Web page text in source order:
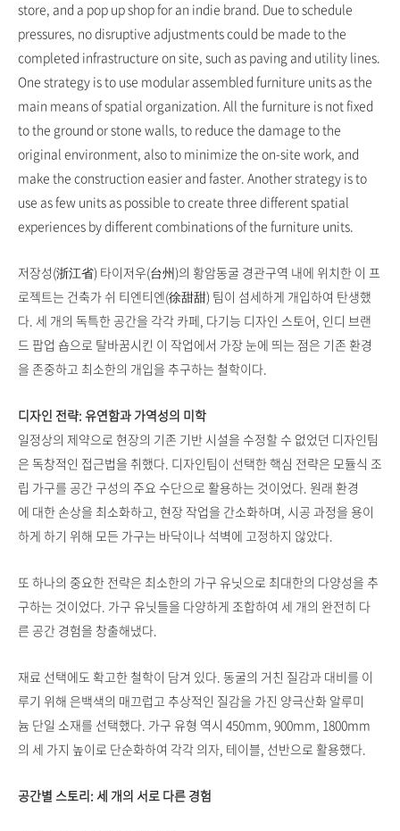
store, and a pop up shop for an indie brand. Due to schedule
pressures, no disruptive adjustments could be made to the
completed infrastructure on site, such as paving and utility lines.
One strategy is to use modular assembled furniture units as the
main means of spatial organization. All the furniture is not fixed
to the ground or stone walls, to reduce the damage to the
original environment, also to minimize the on-site work, and
make the construction easier and faster. Another strategy is to
use as few units as possible to create three different spatial
experiences by different combinations of the furniture units.
저장성(浙江省) 타이저우(台州)의 황암동굴 경관구역 내에 위치한 이 프
로젝트는 건축가 쉬 티엔티엔(徐甜甜) 팀이 섬세하게 개입하여 탄생했
다. 세 개의 독특한 공간을 각각 카페, 다기능 디자인 스토어, 인디 브랜
드 팝업 숍으로 탈바꿈시킨 이 작업에서 가장 눈에 띄는 점은 기존 환경
을 존중하고 최소한의 개입을 추구하는 철학이다.
디자인 전략: 유연함과 가역성의 미학
일정상의 제약으로 현장의 기존 기반 시설을 수정할 수 없었던 디자인팀
은 독창적인 접근법을 취했다. 디자인팀이 선택한 핵심 전략은 모듈식 조
립 가구를 공간 구성의 주요 수단으로 활용하는 것이었다. 원래 환경
에 대한 손상을 최소화하고, 현장 작업을 간소화하며, 시공 과정을 용이
하게 하기 위해 모든 가구는 바닥이나 석벽에 고정하지 않았다.
또 하나의 중요한 전략은 최소한의 가구 유닛으로 최대한의 다양성을 추
구하는 것이었다. 가구 유닛들을 다양하게 조합하여 세 개의 완전히 다
른 공간 경험을 창출해냈다.
재료 선택에도 확고한 철학이 담겨 있다. 동굴의 거친 질감과 대비를 이
루기 위해 은백색의 매끄럽고 추상적인 질감을 가진 양극산화 알루미
늄 단일 소재를 선택했다. 가구 유형 역시 450mm, 900mm, 1800mm
의 세 가지 높이로 단순화하여 각각 의자, 테이블, 선반으로 활용했다.
공간별 스토리: 세 개의 서로 다른 경험